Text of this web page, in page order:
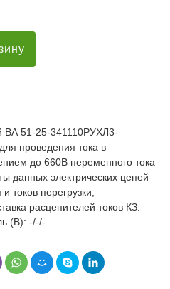
ВА 51-25-341110РУХЛ3-
проведения тока в
до 660В переменного тока
данных электрических цепей
токов перегрузки,
расцепителей токов КЗ:
(В): -/-/-